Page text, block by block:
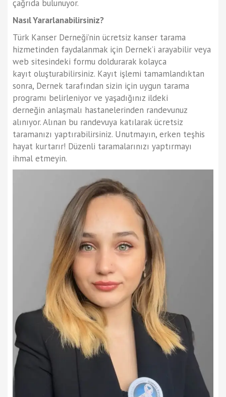
çağrıda bulunuyor.
Nasıl Yararlanabilirsiniz?
Türk Kanser Derneği’nin ücretsiz kanser tarama
hizmetinden faydalanmak için Dernek’i arayabilir veya
web sitesindeki formu doldurarak kolayca
kayıt oluşturabilirsiniz. Kayıt işlemi tamamlandıktan
sonra, Dernek tarafından sizin için uygun tarama
programı belirleniyor ve yaşadığınız ildeki
derneğin anlaşmalı hastanelerinden randevunuz
alınıyor. Alınan bu randevuya katılarak ücretsiz
taramanızı yaptırabilirsiniz. Unutmayın, erken teşhis
hayat kurtarır! Düzenli taramalarınızı yaptırmayı
ihmal etmeyin.